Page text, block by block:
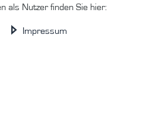
| Alle Rechte vorbehalten.
als Nutzer finden Sie hier:
Impressum